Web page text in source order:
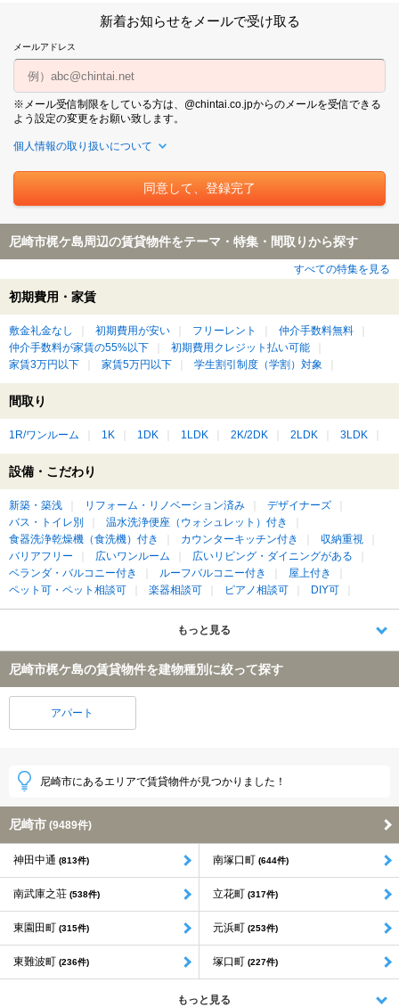
新着お知らせをメールで受け取る
メールアドレス
※メール受信制限をしている方は、@chintai.co.jpからのメールを受信できる
よう設定の変更をお願い致します。
個人情報の取り扱いについて
尼崎市梶ケ島周辺の賃貸物件をテーマ・特集・間取りから探す
すべての特集を見る
初期費用・家賃
敷金礼金なし 初期費用が安い フリーレント
仲介手数料無料
仲介手数料が家賃の55%以下
初期費用クレジット払い可能
家賃3万円以下
家賃5万円以下 学生割引制度（学割）対象
間取り
1R/ワンルーム 1K 1DK 1LDK 2K/2DK 2LDK 3LDK
設備・こだわり
新築・築浅 リフォーム・リノベーション済み
デザイナーズ
バス・トイレ別
温水洗浄便座（ウォシュレット）付き
食器洗浄乾燥機（食洗機）付き
カウンターキッチン付き
収納重視
バリアフリー
広いワンルーム
広いリビング・ダイニングがある
ベランダ・バルコニー付き
ルーフバルコニー付き
屋上付き
ペット可・ペット相談可
楽器相談可 ピアノ相談可 DIY可
もっと見る
尼崎市梶ケ島の賃貸物件を建物種別に絞って探す
アパート
尼崎市にあるエリアで賃貸物件が見つかりました！
尼崎市 (9489件)
神田中通 (813件) 南塚口町 (644件)
南武庫之荘 (538件) 立花町 (317件)
東園田町 (315件) 元浜町 (253件)
東難波町 (236件) 塚口町 (227件)
もっと見る